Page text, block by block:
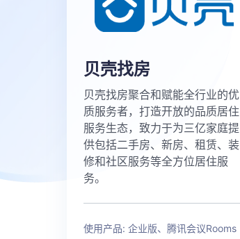
贝壳找房
贝壳找房聚合和赋能全行业的优
质服务者，打造开放的品质居住
服务生态，致力于为三亿家庭提
供包括二手房、新房、租赁、装
修和社区服务等全方位居住服
务。
使用产品: 企业版、腾讯会议Rooms